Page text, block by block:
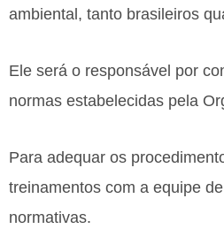
ambiental, tanto brasileiros
Ele será o responsável por
normas estabelecidas pela
Para adequar os
treinamentos com a equipe
normativas.